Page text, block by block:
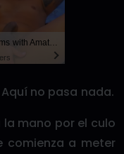
Live Cams with Amateur Men
no pasa nada.
la mano por el culo
comienza a meter